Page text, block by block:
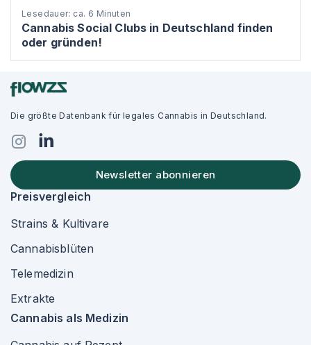
Lesedauer: ca. 6 Minuten
Cannabis Social Clubs in Deutschland finden
oder gründen!
Die größte Datenbank für legales Cannabis in Deutschland.
Newsletter abonnieren
Preisvergleich
Strains & Kultivare
Cannabisblüten
Telemedizin
Extrakte
Cannabis als Medizin